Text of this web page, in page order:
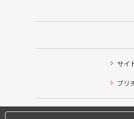
サイ
ブリ
タイヤ点検・安全点検/タ
クローク契約会員専用タ
本日のタイヤ履き替え順